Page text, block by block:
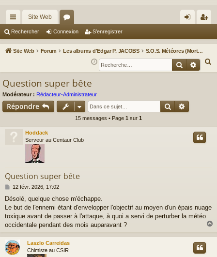
cc
ès
Site Web
or
u ne
xi
nr
eg
Rechercher Connexion S’enregistrer
Site Web Forum Les albums d'Edgar P. JACOBS
S.O.S. Météores (Mortimer à Paris)
e
Question super bête
Modérateur : Rédacteur-Administrateur
Répondre Rechercher
15 messages • Page 1 sur 1
Hoddack
Serveur au Centaur Club
Question super bête
M
s
s
a
g
12 févr. 2026, 17:02
Désolé, quelque chose m'échappe.
Le but de l'ennemi étant d'envelopper l'objectif au moyen d'un épais nuage
toxique avant de passer à l'attaque, à quoi a servi de perturber la météo
occidentale pendant des mois auparavant ?
u
Laszlo Carreidas
Chimiste au CSIR